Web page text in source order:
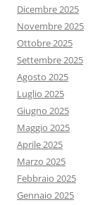
Dicembre 2025
Novembre 2025
Ottobre 2025
Settembre 2025
Agosto 2025
Luglio 2025
Giugno 2025
Maggio 2025
Aprile 2025
Marzo 2025
Febbraio 2025
Gennaio 2025